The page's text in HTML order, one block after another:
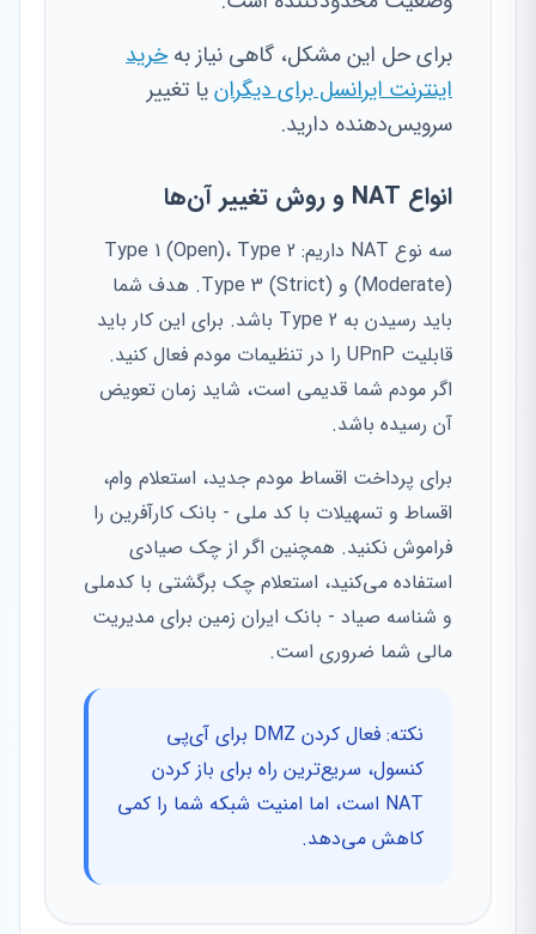
برای حل این مشکل، گاهی نیاز بهخرید
اینترنت ایرانسل برای دیگرانیا تغییر
سرویس‌دهنده دارید.
انواع NAT و روش تغییر آن‌ها
سه نوع NAT داریم: Type 1 (Open)، Type 2
(Moderate) و Type 3 (Strict). هدف شما
باید رسیدن به Type 2 باشد. برای این کار باید
قابلیت UPnP را در تنظیمات مودم فعال کنید.
اگر مودم شما قدیمی است، شاید زمان تعویض
آن رسیده باشد.
برای پرداخت اقساط مودم جدید، استعلام وام،
اقساط و تسهیلات با کد ملی - بانک کارآفرین را
فراموش نکنید. همچنین اگر از چک صیادی
استفاده می‌کنید، استعلام چک برگشتی با کدملی
و شناسه صیاد - بانک ایران زمین برای مدیریت
مالی شما ضروری است.
نکته: فعال کردن DMZ برای آی‌پی
کنسول، سریع‌ترین راه برای باز کردن
NAT است، اما امنیت شبکه شما را کمی
کاهش می‌دهد.